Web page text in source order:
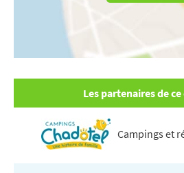
Les partenaires de
Campings et